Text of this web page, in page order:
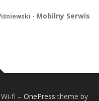
- Mobilny Serwis
fi – OnePress theme by